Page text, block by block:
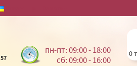
пн-пт: 09:00 - 18:00
сб: 09:00 - 16:00
0